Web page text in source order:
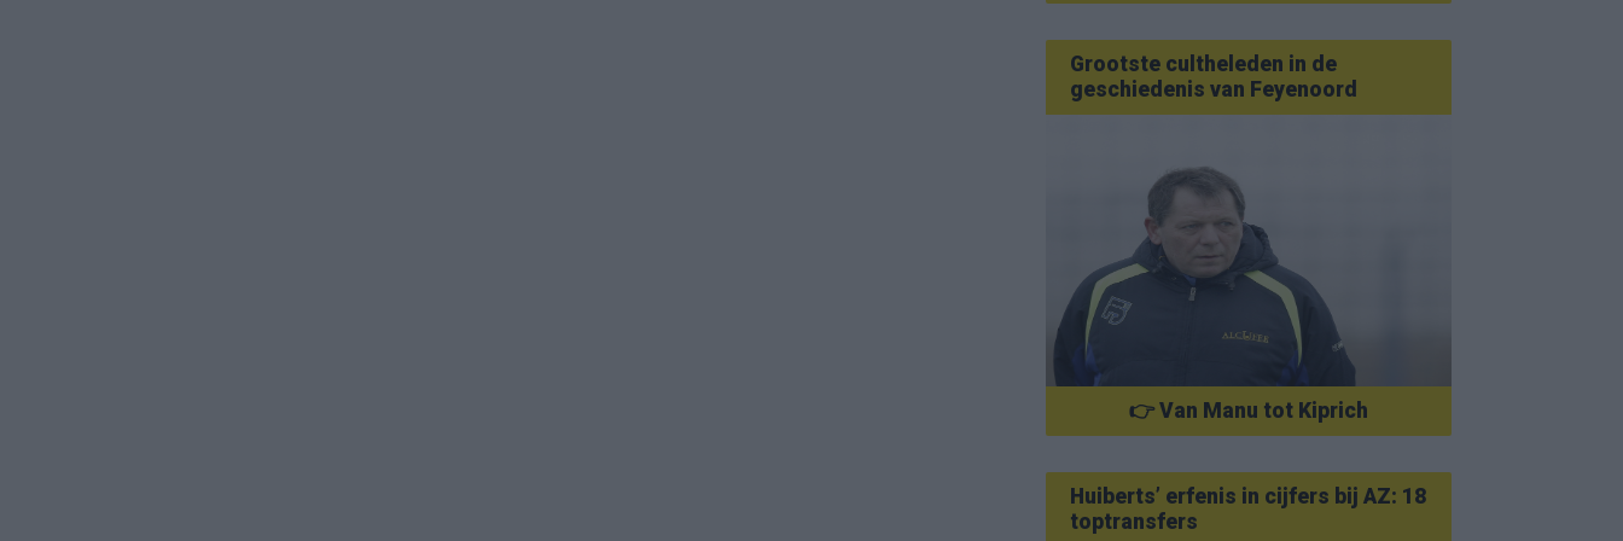
Grootste cultheleden in de
geschiedenis van Feyenoord
👉 Van Manu tot Kiprich
Huiberts’ erfenis in cijfers bij AZ: 18
toptransfers